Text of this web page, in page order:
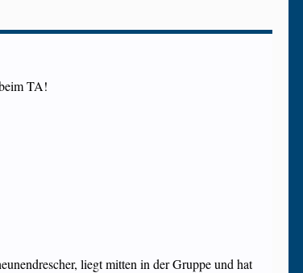
TA!
liegt mitten in der Gruppe und hat